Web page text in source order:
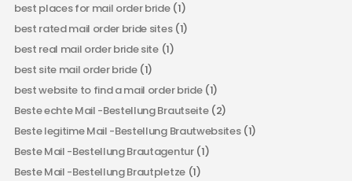
best places for mail order bride(1)
best rated mail order bride sites(1)
best real mail order bride site(1)
best site mail order bride(1)
best website to find a mail order bride(1)
Beste echte Mail -Bestellung Brautseite(2)
Beste legitime Mail -Bestellung Brautwebsites(1)
Beste Mail -Bestellung Brautagentur(1)
Beste Mail -Bestellung Brautpletze(1)